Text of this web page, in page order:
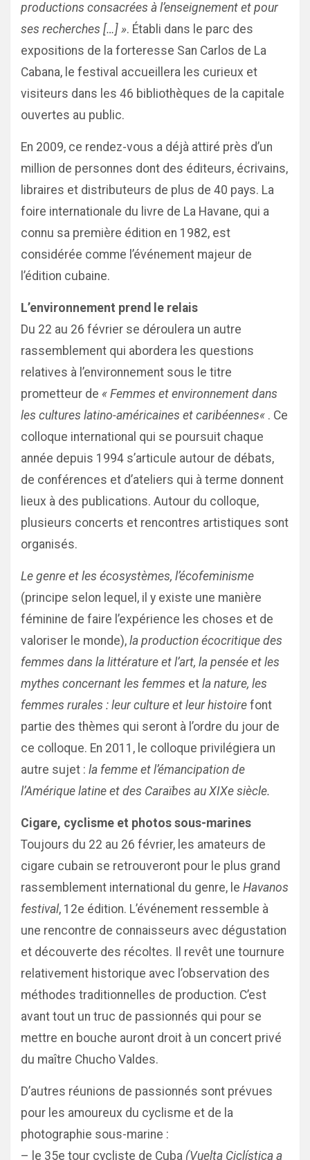
productions consacrées à l’enseignement et pour
ses recherches […] ». Établi dans le parc des
expositions de la forteresse San Carlos de La
Cabana, le festival accueillera les curieux et
visiteurs dans les 46 bibliothèques de la capitale
ouvertes au public.
En 2009, ce rendez-vous a déjà attiré près d’un
million de personnes dont des éditeurs, écrivains,
libraires et distributeurs de plus de 40 pays. La
foire internationale du livre de La Havane, qui a
connu sa première édition en 1982, est
considérée comme l’événement majeur de
l’édition cubaine.
L’environnement prend le relais
Du 22 au 26 février se déroulera un autre
rassemblement qui abordera les questions
relatives à l’environnement sous le titre
prometteur de « Femmes et environnement dans
les cultures latino-américaines et caribéennes« . Ce
colloque international qui se poursuit chaque
année depuis 1994 s’articule autour de débats,
de conférences et d’ateliers qui à terme donnent
lieux à des publications. Autour du colloque,
plusieurs concerts et rencontres artistiques sont
organisés.
Le genre et les écosystèmes, l’écofeminisme
(principe selon lequel, il y existe une manière
féminine de faire l’expérience les choses et de
valoriser le monde), la production écocritique des
femmes dans la littérature et l’art, la pensée et les
mythes concernant les femmes et la nature, les
femmes rurales : leur culture et leur histoire font
partie des thèmes qui seront à l’ordre du jour de
ce colloque. En 2011, le colloque privilégiera un
autre sujet : la femme et l’émancipation de
l’Amérique latine et des Caraïbes au XIXe siècle.
Cigare, cyclisme et photos sous-marines
Toujours du 22 au 26 février, les amateurs de
cigare cubain se retrouveront pour le plus grand
rassemblement international du genre, le Havanos
festival, 12e édition. L’événement ressemble à
une rencontre de connaisseurs avec dégustation
et découverte des récoltes. Il revêt une tournure
relativement historique avec l’observation des
méthodes traditionnelles de production. C’est
avant tout un truc de passionnés qui pour se
mettre en bouche auront droit à un concert privé
du maître Chucho Valdes.
D’autres réunions de passionnés sont prévues
pour les amoureux du cyclisme et de la
photographie sous-marine :
– le 35e tour cycliste de Cuba (Vuelta Ciclística a